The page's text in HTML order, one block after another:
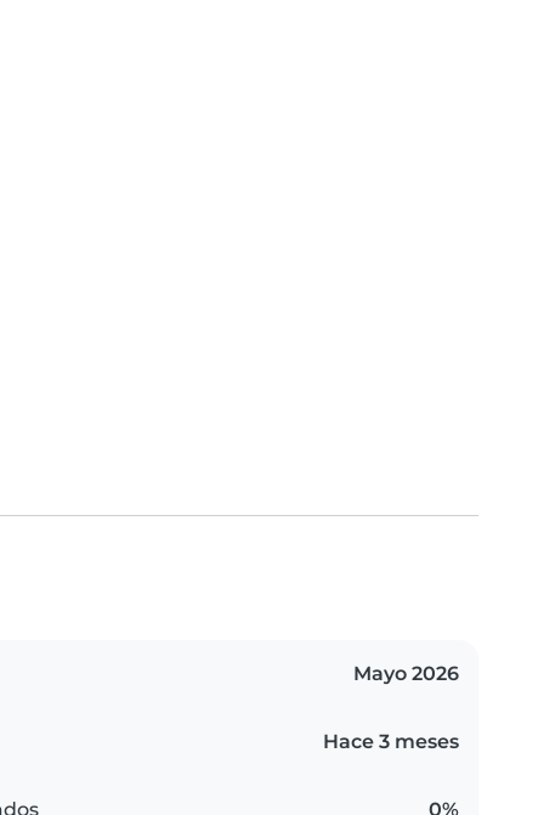
Mayo 2026
Hace 3 meses
0%